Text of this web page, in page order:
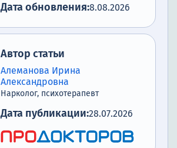
Дата обновления:8.08.2026
Автор статьи
Алеманова Ирина
Александровна
Нарколог, психотерапевт
Дата публикации:28.07.2026